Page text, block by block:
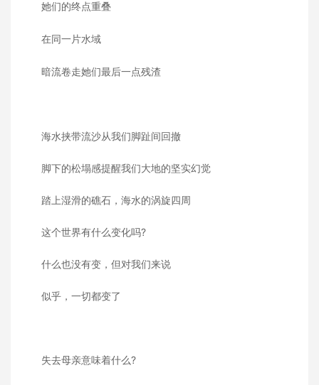
她们的终点重叠
在同一片水域
暗流卷走她们最后一点残渣
海水挟带流沙从我们脚趾间回撤
脚下的松塌感提醒我们大地的坚实幻觉
踏上湿滑的礁石，海水的涡旋四周
这个世界有什么变化吗?
什么也没有变，但对我们来说
似乎，一切都变了
失去母亲意味着什么?